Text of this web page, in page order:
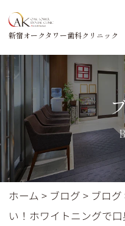
新宿オークタワー歯科クリニック
ホーム > ブログ > ブログ
い！ホワイトニングで